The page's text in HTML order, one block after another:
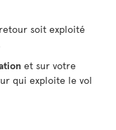
soit exploité
et sur votre
qui exploite le vol